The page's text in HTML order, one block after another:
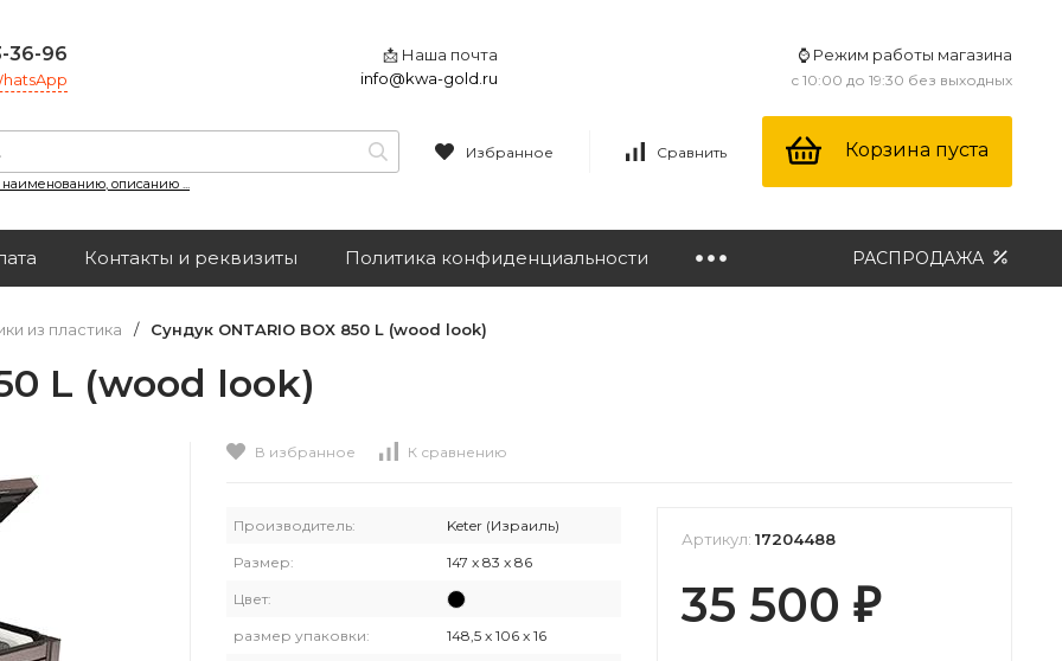
36-96
📩 Наша почта
info@kwa-gold.ru
⌚ Режим работы магазина
с 10:00 до 19:30 без выходных
наименованию, описанию ...
Избранное Сравнить Корзина пуста
Контакты и реквизиты Политика конфиденциальности РАСПРОДАЖА
из пластика / Сундук ONTARIO BOX 850 L (wood look)
L (wood look)
В избранное К сравнению
Производитель: Keter (Израиль)
Размер: 147 x 83 x 86
Цвет:
размер упаковки: 148,5 x 106 x 16
Артикул: 17204488
35 500 ₽